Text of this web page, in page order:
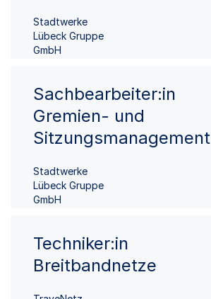
Stadtwerke
Lübeck Gruppe
GmbH
Sachbearbeiter:in
Gremien- und
Sitzungsmanagement
Stadtwerke
Lübeck Gruppe
GmbH
Techniker:in
Breitbandnetze